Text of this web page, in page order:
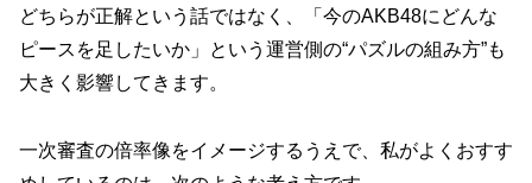
どちらが正解という話ではなく、「今のAKB48にどんな
ピースを足したいか」という運営側の“パズルの組み方”も
大きく影響してきます。
一次審査の倍率像をイメージするうえで、私がよくおすす